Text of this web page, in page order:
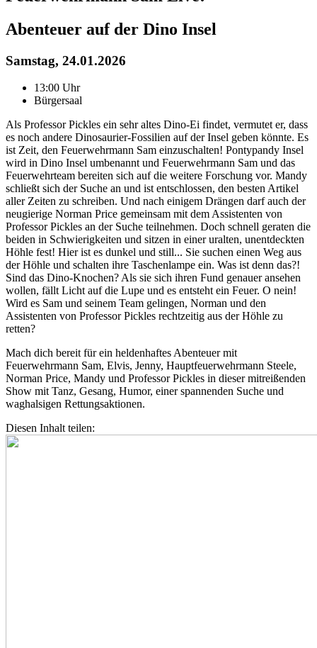
Abenteuer auf der Dino Insel
Samstag, 24.01.2026
13:00 Uhr
Bürgersaal
Als Professor Pickles ein sehr altes Dino-Ei findet, vermutet er, dass
es noch andere Dinosaurier-Fossilien auf der Insel geben könnte. Es
ist Zeit, den Feuerwehrmann Sam einzuschalten! Pontypandy Insel
wird in Dino Insel umbenannt und Feuerwehrmann Sam und das
Feuerwehrteam bereiten sich auf die weitere Forschung vor. Mandy
schließt sich der Suche an und ist entschlossen, den besten Artikel
aller Zeiten zu schreiben. Und nach einigem Drängen darf auch der
neugierige Norman Price gemeinsam mit dem Assistenten von
Professor Pickles an der Suche teilnehmen. Doch schnell geraten die
beiden in Schwierigkeiten und sitzen in einer uralten, unentdeckten
Höhle fest! Hier ist es dunkel und still... Sie suchen einen Weg aus
der Höhle und schalten ihre Taschenlampe ein. Was ist denn das?!
Sind das Dino-Knochen? Als sie sich ihren Fund genauer ansehen
wollen, fällt Licht auf die Lupe und es entsteht ein Feuer. O nein!
Wird es Sam und seinem Team gelingen, Norman und den
Assistenten von Professor Pickles rechtzeitig aus der Höhle zu
retten?
Mach dich bereit für ein heldenhaftes Abenteuer mit
Feuerwehrmann Sam, Elvis, Jenny, Hauptfeuerwehrmann Steele,
Norman Price, Mandy und Professor Pickles in dieser mitreißenden
Show mit Tanz, Gesang, Humor, einer spannenden Suche und
waghalsigen Rettungsaktionen.
Diesen Inhalt teilen: